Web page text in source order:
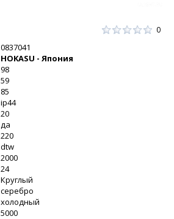
0
0837041
HOKASU - Япония
98
59
85
ip44
20
да
220
dtw
2000
24
Круглый
серебро
холодный
5000